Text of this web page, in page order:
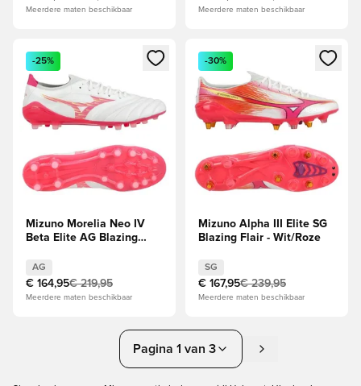
Meerdere maten beschikbaar Meerdere maten beschikbaar
Opent een venster om in te loggen of je aan te melden als
-25%
Mizuno Morelia Neo IV
Beta Elite AG Blazing
Tetra/Roze
AG
€ 164,95€ 219,95
Meerdere maten beschikbaar
Opent een venster om in te
-30%
Mizuno Alpha III Elite SG
Blazing Flair - Wit/Roze
SG
€ 167,95€ 239,95
Meerdere maten beschikbaar
Pagina 1 van 3